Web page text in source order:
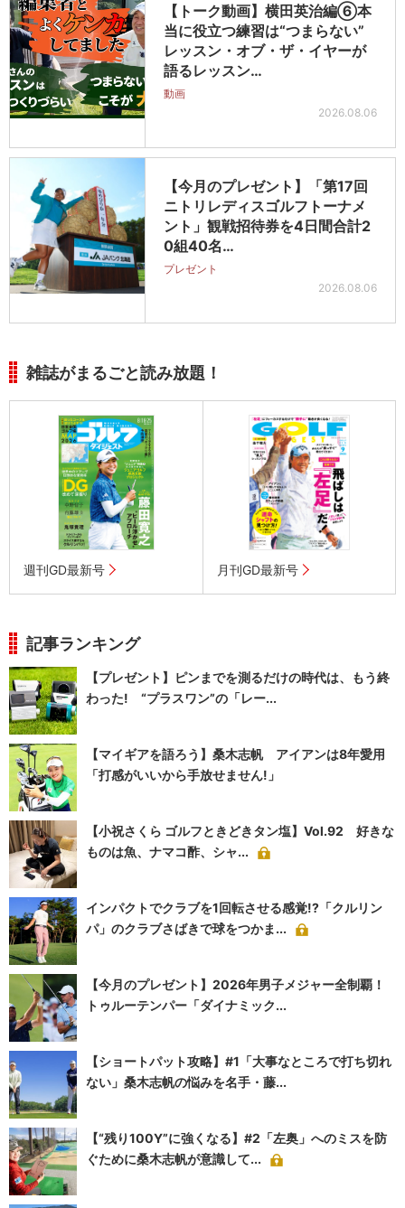
【トーク動画】横田英治編⑥本
当に役立つ練習は“つまらない”
レッスン・オブ・ザ・イヤーが
語るレッスン…
動画
2026.08.06
【今月のプレゼント】「第17回
ニトリレディスゴルフトーナメ
ント」観戦招待券を4日間合計2
0組40名…
プレゼント
2026.08.06
雑誌がまるごと読み放題！
週刊GD最新号 月刊GD最新号
記事ランキング
【プレゼント】ピンまでを測るだけの時代は、もう終
わった! “プラスワン”の「レー...
【マイギアを語ろう】桑木志帆 アイアンは8年愛用
「打感がいいから手放せません!」
【小祝さくら ゴルフときどきタン塩】Vol.92 好きな
ものは魚、ナマコ酢、シャ...
インパクトでクラブを1回転させる感覚!?「クルリン
パ」のクラブさばきで球をつかま...
【今月のプレゼント】2026年男子メジャー全制覇！
トゥルーテンパー「ダイナミック...
【ショートパット攻略】#1「大事なところで打ち切れ
ない」桑木志帆の悩みを名手・藤...
【“残り100Y”に強くなる】#2「左奥」へのミスを防
ぐために桑木志帆が意識して...